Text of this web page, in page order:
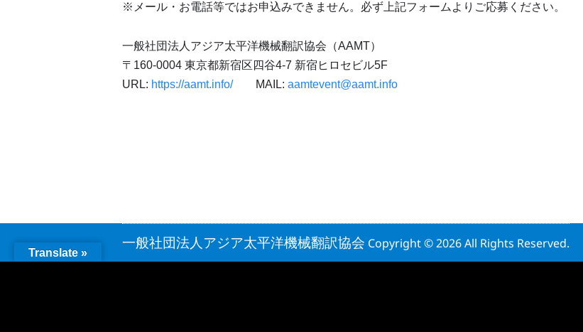
※メール・お電話等ではお申込みできません。必ず上記フォームよりご応募ください。
一般社団法人アジア太平洋機械翻訳協会（AAMT）
〒160-0004 東京都新宿区四谷4-7 新宿ヒロセビル5F
URL: https://aamt.info/MAIL: aamtevent@aamt.info
一般社団法人アジア太平洋機械翻訳協会 Copyright © 2026 All Rights Reserved.
Translate »